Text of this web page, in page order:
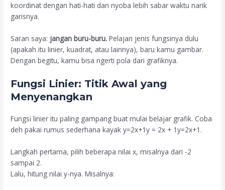
koordinat dengan hati-hati dan nyoba lebih sabar waktu narik
garisnya.
Saran saya: jangan buru-buru. Pelajari jenis fungsinya dulu
(apakah itu linier, kuadrat, atau lainnya), baru kamu gambar.
Dengan begitu, kamu bisa ngerti pola dari grafiknya.
Fungsi Linier: Titik Awal yang
Menyenangkan
Fungsi linier itu paling gampang buat mulai belajar grafik. Coba
deh pakai rumus sederhana kayaky=2x+1y = 2x + 1y=2x+1 .
Langkah pertama, pilih beberapa nilai x, misalnya dari -2
sampai 2.
Lalu, hitung nilai y-nya. Misalnya: